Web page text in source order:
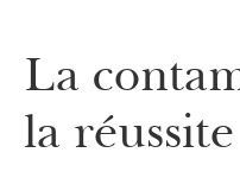
La
la réussite